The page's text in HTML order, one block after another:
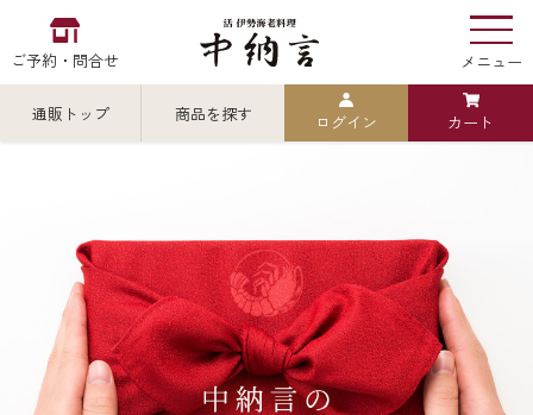
ご予約・問合せ メニュー
中納言の伊勢海老
用途・シーン
通販トップ 商品を探す
カテゴリから探す 全ての商品を見る
伊勢海老
ログイン カート